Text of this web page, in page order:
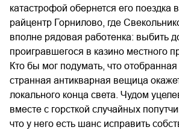
катастрофой обернется его поездка
райцентр Горнилово, где
вполне рядовая работенка: выбить
проигравшегося в казино местного
Кто бы мог подумать, что
странная антикварная вещица
локального конца света. Чудом
вместе с горсткой случайных
что у него есть шанс исправить